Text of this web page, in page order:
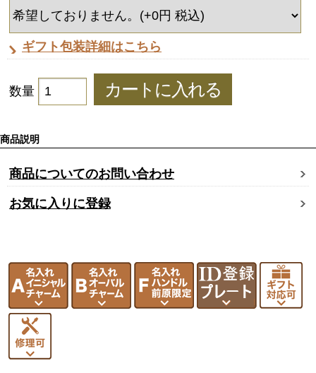
ギフト包装詳細はこちら
数量
商品説明
商品についてのお問い合わせ
お気に入りに登録